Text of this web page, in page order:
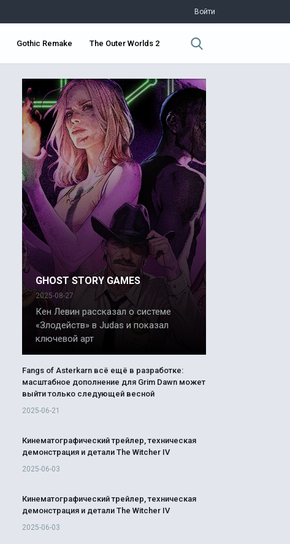
Войти
Gothic Remake The Outer Worlds 2
GHOST STORY GAMES
2025-08-27
Кен Левин рассказал о системе
«Злодейств» в Judas и показал
ключевой арт
Fangs of Asterkarn всё ещё в разработке:
масштабное дополнение для Grim Dawn может
выйти только следующей весной
2025-06-21
Кинематографический трейлер, техническая
демонстрация и детали The Witcher IV
2025-06-03
Кинематографический трейлер, техническая
демонстрация и детали The Witcher IV
2025-06-03